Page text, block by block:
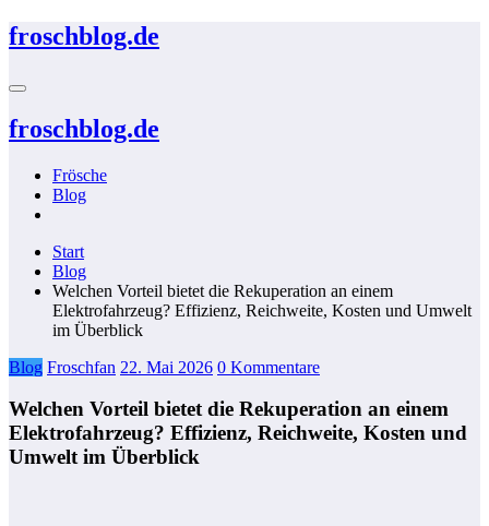
Zum
Inhalt
froschblog.de
froschblog.de
Frösche
Blog
Start
Blog
Welchen Vorteil bietet die Rekuperation an einem
Elektrofahrzeug? Effizienz, Reichweite, Kosten und Umwelt
im Überblick
Blog Froschfan 22. Mai 2026 0 Kommentare
Welchen Vorteil bietet die Rekuperation an einem
Elektrofahrzeug? Effizienz, Reichweite, Kosten und
Umwelt im Überblick